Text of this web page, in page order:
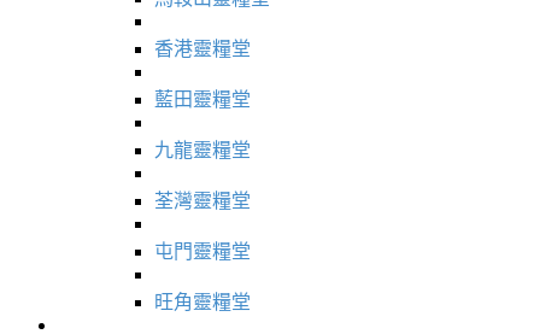
香港靈糧堂
藍田靈糧堂
九龍靈糧堂
荃灣靈糧堂
屯門靈糧堂
旺角靈糧堂